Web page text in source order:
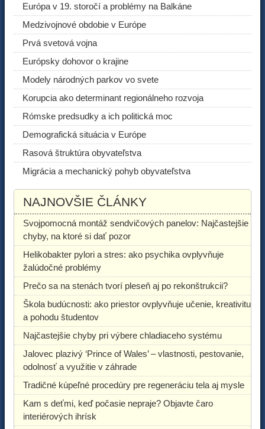
Európa v 19. storočí a problémy na Balkáne
Medzivojnové obdobie v Európe
Prvá svetová vojna
Európsky dohovor o krajine
Modely národných parkov vo svete
Korupcia ako determinant regionálneho rozvoja
Rómske predsudky a ich politická moc
Demografická situácia v Európe
Rasová štruktúra obyvateľstva
Migrácia a mechanický pohyb obyvateľstva
NAJNOVŠIE ČLÁNKY
Svojpomocná montáž sendvičových panelov: Najčastejšie
chyby, na ktoré si dať pozor
Helikobakter pylori a stres: ako psychika ovplyvňuje
žalúdočné problémy
Prečo sa na stenách tvorí pleseň aj po rekonštrukcii?
Škola budúcnosti: ako priestor ovplyvňuje učenie, kreativitu
a pohodu študentov
Najčastejšie chyby pri výbere chladiaceho systému
Jalovec plazivý ‘Prince of Wales’ – vlastnosti, pestovanie,
odolnosť a využitie v záhrade
Tradičné kúpeľné procedúry pre regeneráciu tela aj mysle
Kam s deťmi, keď počasie nepraje? Objavte čaro
interiérových ihrísk